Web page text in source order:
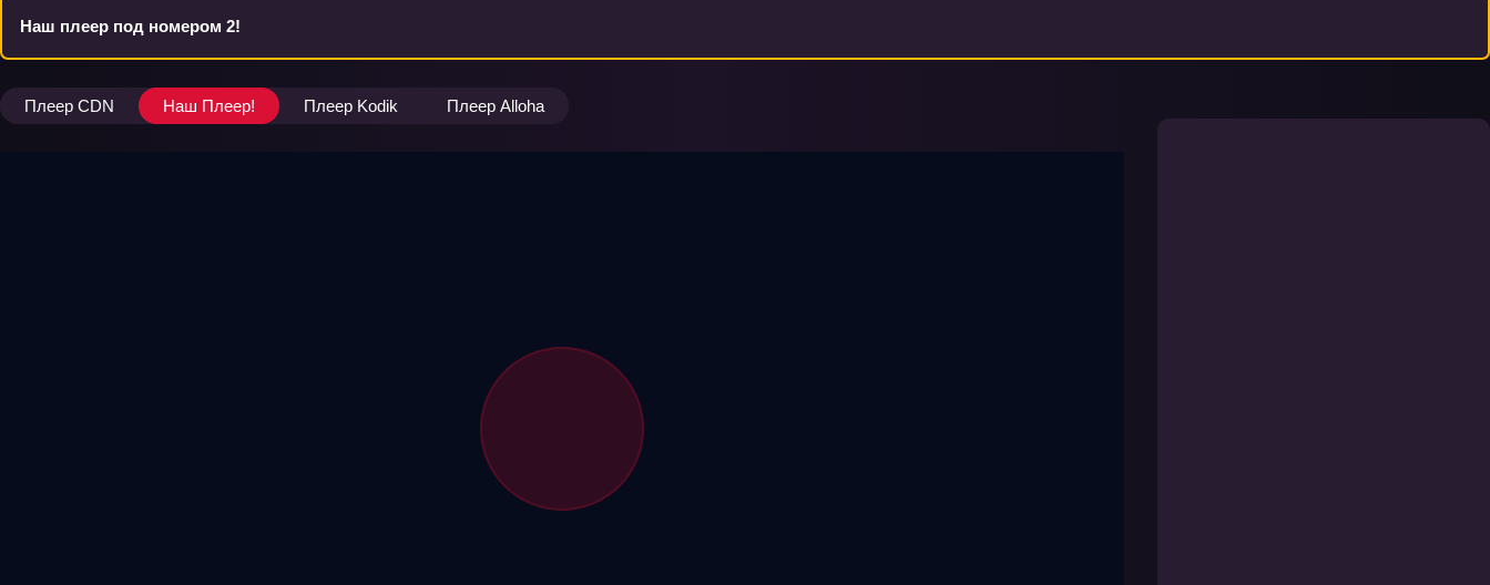
Наш плеер под номером 2!
Плеер CDN Наш Плеер! Плеер Kodik Плеер Alloha